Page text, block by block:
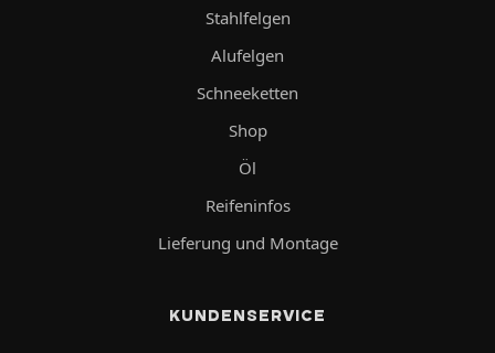
Stahlfelgen
Alufelgen
Schneeketten
Shop
Öl
Reifeninfos
Lieferung und Montage
KUNDENSERVICE